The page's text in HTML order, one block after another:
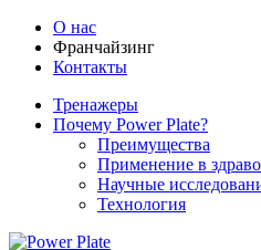
О нас
Франчайзинг
Контакты
Тренажеры
Почему Power Plate?
Преимущества
Применение в
Научные
Технология